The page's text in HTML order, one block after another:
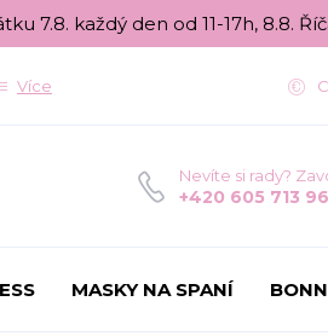
7.8. každý den od 11-17h, 8.8.
Více
Nevíte si rady?
+420 605 713
MASKY NA SPANÍ